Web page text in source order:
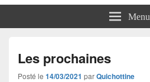
Menu
Les prochaines
Posté le 14/03/2021 parQuichottine